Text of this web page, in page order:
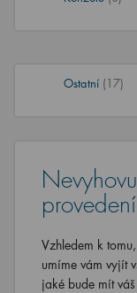
Ostatní (17)
Vzhledem k
umíme vám vyjít
jaké bude mít